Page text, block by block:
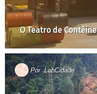
O Teatro de
PorLabCidade